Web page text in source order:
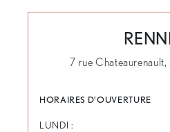
7 rue
HORAIRES D'OUVERTURE
LUNDI :